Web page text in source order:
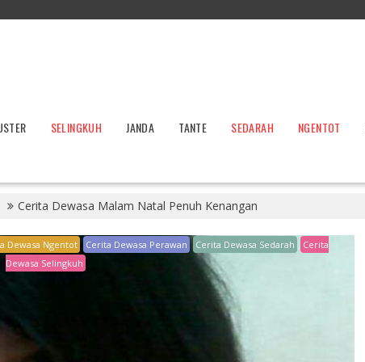
SELINGKUH JANDA TANTE SEDARAH NGENTOT
Cerita Dewasa Malam Natal Penuh Kenangan
Dewasa Ngentot Cerita Dewasa Perawan Cerita Dewasa Sedarah
Cerita
Dewasa Selingkuh